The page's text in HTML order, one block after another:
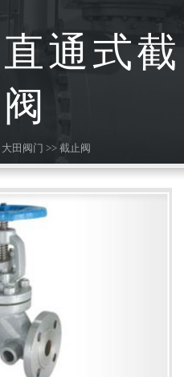
通式截
大田阀门 >> 截止阀